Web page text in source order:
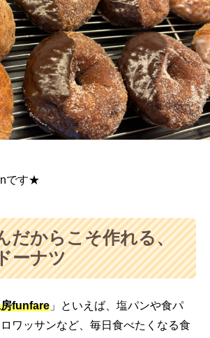
です★
だからこそ作れる、
ーナツ
funfare 」といえば、塩パンや食パ
ワッサンなど、毎日食べたくなる食